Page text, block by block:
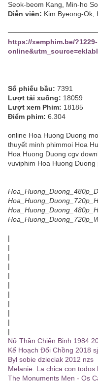
Seok-beom Kang, Min-ho
Diễn viên: Kim Byeong-Ok,
https://xemphim.be/
Số phiếu bầu: 7391
Lượt tải xuống: 18059
Lượt xem Phim: 18185
Điểm phim: 6.304
online Hoa Huong Duong
thuyết minh phimmoi Hoa
Hoa Huong Duong cgv
vuviphim Hoa Huong Duong
|
|
|
|
|
|
|
|
|
|
|
Nữ Thần Chiến Binh 1984
Kế Hoạch Đổi Chồng 2018
Byl sobie dzieciak 2012 nzs
Melanie: La chica con todos
The Monuments Men - Os